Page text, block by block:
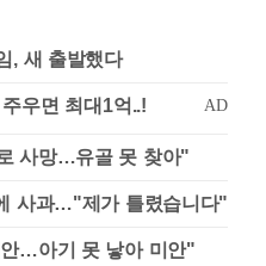
, 새 출발했다
사망…유골 못 찾아"
사과…"제가 틀렸습니다"
…아기 못 낳아 미안"